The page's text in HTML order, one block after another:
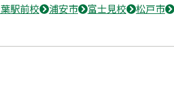
駅前校 浦安市 富士見校 松戸市